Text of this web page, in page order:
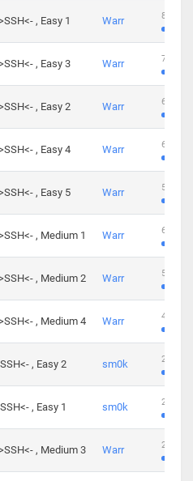
, Easy 1 Warr 801
, Easy 3 Warr 746
, Easy 2 Warr 681
, Easy 4 Warr 645
, Easy 5 Warr 561
, Medium 1 Warr 605
, Medium 2 Warr 509
, Medium 4 Warr 413
, Easy 2 sm0k 247
, Easy 1 sm0k 219
, Medium 3 Warr 280